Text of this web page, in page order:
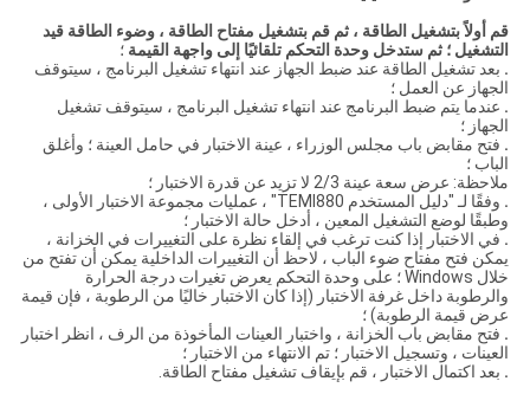
قم أولاً بتشغيل الطاقة ، ثم قم بتشغيل مفتاح الطاقة ، وضوء الطاقة قيد
التشغيل ؛ ثم ستدخل وحدة التحكم تلقائيًا إلى واجهة القيمة ؛
. بعد تشغيل الطاقة عند ضبط الجهاز عند انتهاء تشغيل البرنامج ، سيتوقف
الجهاز عن العمل ؛
. عندما يتم ضبط البرنامج عند انتهاء تشغيل البرنامج ، سيتوقف تشغيل
الجهاز ؛
. فتح مقابض باب مجلس الوزراء ، عينة الاختبار في حامل العينة ؛ وأغلق
الباب ؛
ملاحظة: عرض سعة عينة 2/3 لا تزيد عن قدرة الاختبار ؛
.
وفقًا لـ "دليل المستخدم TEMI880" ، عمليات مجموعة الاختبار الأولى ،
وطبقًا لوضع التشغيل المعين ، أدخل حالة الاختبار ؛
. في الاختبار إذا كنت ترغب في إلقاء نظرة على التغييرات في الخزانة ،
يمكن فتح مفتاح ضوء الباب ، لاحظ أن التغييرات الداخلية يمكن أن تفتح من
خلال Windows ؛ على وحدة التحكم يعرض تغيرات درجة الحرارة
والرطوبة داخل غرفة الاختبار (إذا كان الاختبار خاليًا من الرطوبة ، فإن قيمة
عرض قيمة الرطوبة) ؛
. فتح مقابض باب الخزانة ، واختبار العينات المأخوذة من الرف ، انظر اختبار
العينات ، وتسجيل الاختبار ؛ تم الانتهاء من الاختبار ؛
. بعد اكتمال الاختبار ، قم بإيقاف تشغيل مفتاح الطاقة.